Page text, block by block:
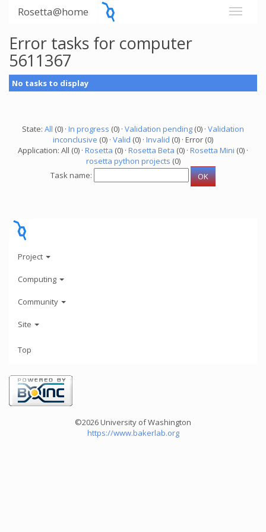
Rosetta@home
Error tasks for computer
5611367
No tasks to display
State: All (0) · In progress (0) · Validation pending (0) · Validation
inconclusive (0) · Valid (0) · Invalid (0) · Error (0)
Application: All (0) · Rosetta (0) · Rosetta Beta (0) · Rosetta Mini (0) ·
rosetta python projects (0)
Task name:
Project
Computing
Community
Site
Top
©2026 University of Washington
https://www.bakerlab.org